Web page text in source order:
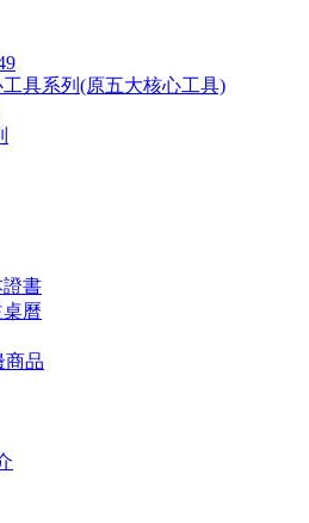
具系列(原五大核心工具)
證書
曆
商品